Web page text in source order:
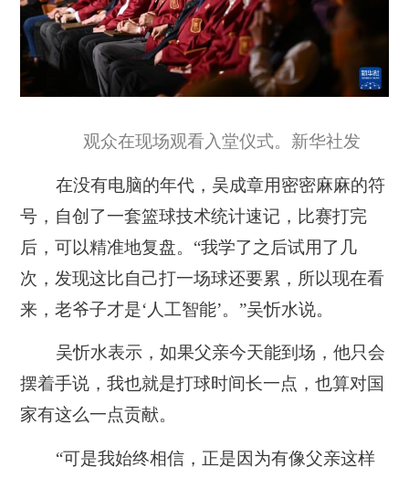
观众在现场观看入堂仪式。新华社发
在没有电脑的年代，吴成章用密密麻麻的符
号，自创了一套篮球技术统计速记，比赛打完
后，可以精准地复盘。“我学了之后试用了几
次，发现这比自己打一场球还要累，所以现在看
来，老爷子才是‘人工智能’。”吴忻水说。
吴忻水表示，如果父亲今天能到场，他只会
摆着手说，我也就是打球时间长一点，也算对国
家有这么一点贡献。
“可是我始终相信，正是因为有像父亲这样